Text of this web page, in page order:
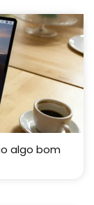
algo bom